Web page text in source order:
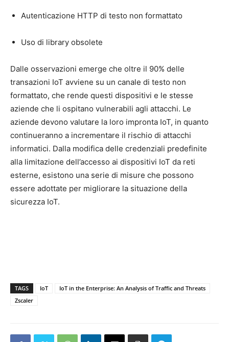
Autenticazione HTTP di testo non formattato
Uso di library obsolete
Dalle osservazioni emerge che oltre il 90% delle
transazioni IoT avviene su un canale di testo non
formattato, che rende questi dispositivi e le stesse
aziende che li ospitano vulnerabili agli attacchi. Le
aziende devono valutare la loro impronta IoT, in quanto
continueranno a incrementare il rischio di attacchi
informatici. Dalla modifica delle credenziali predefinite
alla limitazione dell’accesso ai dispositivi IoT da reti
esterne, esistono una serie di misure che possono
essere adottate per migliorare la situazione della
sicurezza IoT.
TAGS IoT
IoT in the Enterprise: An Analysis of Traffic and Threats
Zscaler